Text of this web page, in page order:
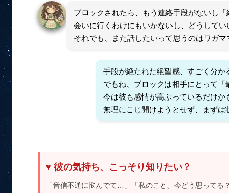
ブロックされたら、もう連絡手段がないし「
会いに行くわけにもいかないし、どうしてい
それでも、また話したいって思うのはワガマ
手段が絶たれた絶望感、すごく分か
でもね、ブロックは相手にとって「
今は彼も感情が高ぶっているだけか
無理にこじ開けようとせず、まずは
♥ 彼の気持ち、こっそり知りたい？
「音信不通に悩んでて…」「私のこと、今どう思ってる？